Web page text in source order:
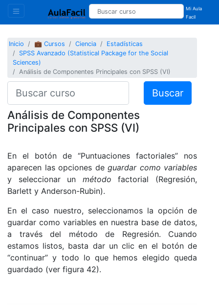
Mi Aula
Facil
Inicio 💼 Cursos Ciencia
Estadísticas
SPSS Avanzado (Statistical Package for the Social
Sciences)
Análisis de Componentes Principales con SPSS (VI)
Buscar
Análisis de Componentes
Principales con SPSS (VI)
En el botón de “Puntuaciones factoriales” nos
aparecen las opciones de guardar como variables
y seleccionar un método factorial (Regresión,
Barlett y Anderson-Rubin).
En el caso nuestro, seleccionamos la opción de
guardar como variables en nuestra base de datos,
a través del método de Regresión. Cuando
estamos listos, basta dar un clic en el botón de
“continuar” y todo lo que hemos elegido queda
guardado (ver figura 42).